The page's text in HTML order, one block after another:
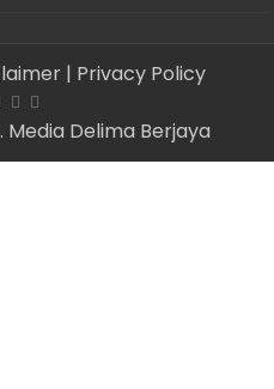
| Privacy Policy
Delima Berjaya